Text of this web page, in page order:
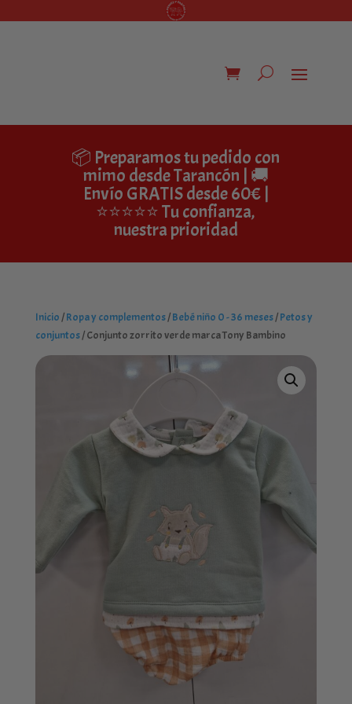
📦 Preparamos tu pedido con
mimo desde Tarancón | 🚚
Envío GRATIS desde 60€ |
⭐⭐⭐⭐⭐ Tu confianza,
nuestra prioridad
Inicio /Ropa y complementos/Bebé niño 0 - 36 meses/Petos y
conjuntos/ Conjunto zorrito verde marca Tony Bambino